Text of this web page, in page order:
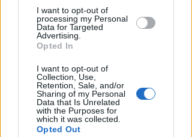
I want to opt-out of
processing my Personal
Data for Targeted
Advertising.
Opted In
I want to opt-out of
Collection, Use,
Retention, Sale, and/or
Sharing of my Personal
Data that Is Unrelated
with the Purposes for
which it was collected.
Opted Out
CRER FIGC LND
Ecco i gironi di Eccellenza:
Rimini nel B, l'Ars Et Labor è nel
girone A
Icaro Sport